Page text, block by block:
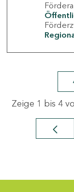
Zeige 1 bis 4